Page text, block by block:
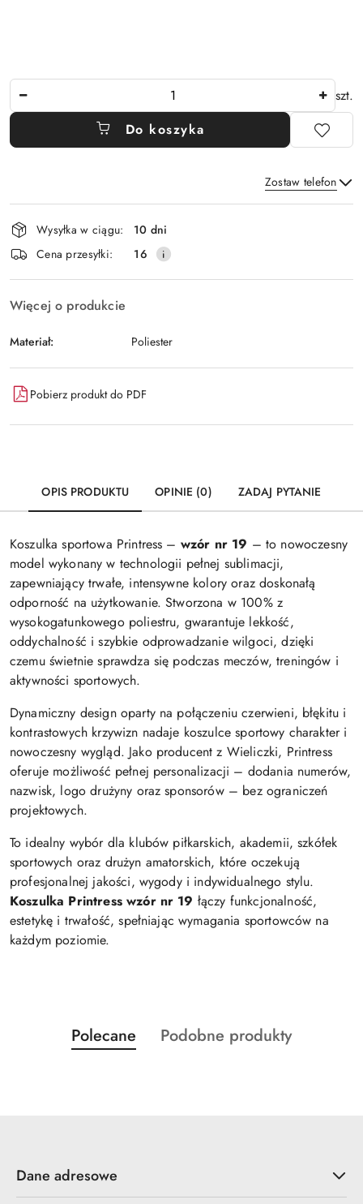
szt.
Do koszyka
Zostaw telefon
Wyślij
Dostępność
i
dostawa
Wysyłka w ciągu:
10 dni
Cena przesyłki:
16
Więcej o produkcie
Materiał: Poliester
Pobierz produkt do PDF
OPIS PRODUKTU OPINIE (0) ZADAJ PYTANIE
Koszulka sportowa Printress – wzór nr 19 – to nowoczesny
model wykonany w technologii pełnej sublimacji,
zapewniający trwałe, intensywne kolory oraz doskonałą
odporność na użytkowanie. Stworzona w 100% z
wysokogatunkowego poliestru, gwarantuje lekkość,
oddychalność i szybkie odprowadzanie wilgoci, dzięki
czemu świetnie sprawdza się podczas meczów, treningów i
aktywności sportowych.
Dynamiczny design oparty na połączeniu czerwieni, błękitu i
kontrastowych krzywizn nadaje koszulce sportowy charakter i
nowoczesny wygląd. Jako producent z Wieliczki, Printress
oferuje możliwość pełnej personalizacji – dodania numerów,
nazwisk, logo drużyny oraz sponsorów – bez ograniczeń
projektowych.
To idealny wybór dla klubów piłkarskich, akademii, szkółek
sportowych oraz drużyn amatorskich, które oczekują
profesjonalnej jakości, wygody i indywidualnego stylu.
Koszulka Printress wzór nr 19 łączy funkcjonalność,
estetykę i trwałość, spełniając wymagania sportowców na
każdym poziomie.
Pomiń karuzelę produktów
Produkty
o
Polecane
Produkty
Podobne produkty
Dane adresowe